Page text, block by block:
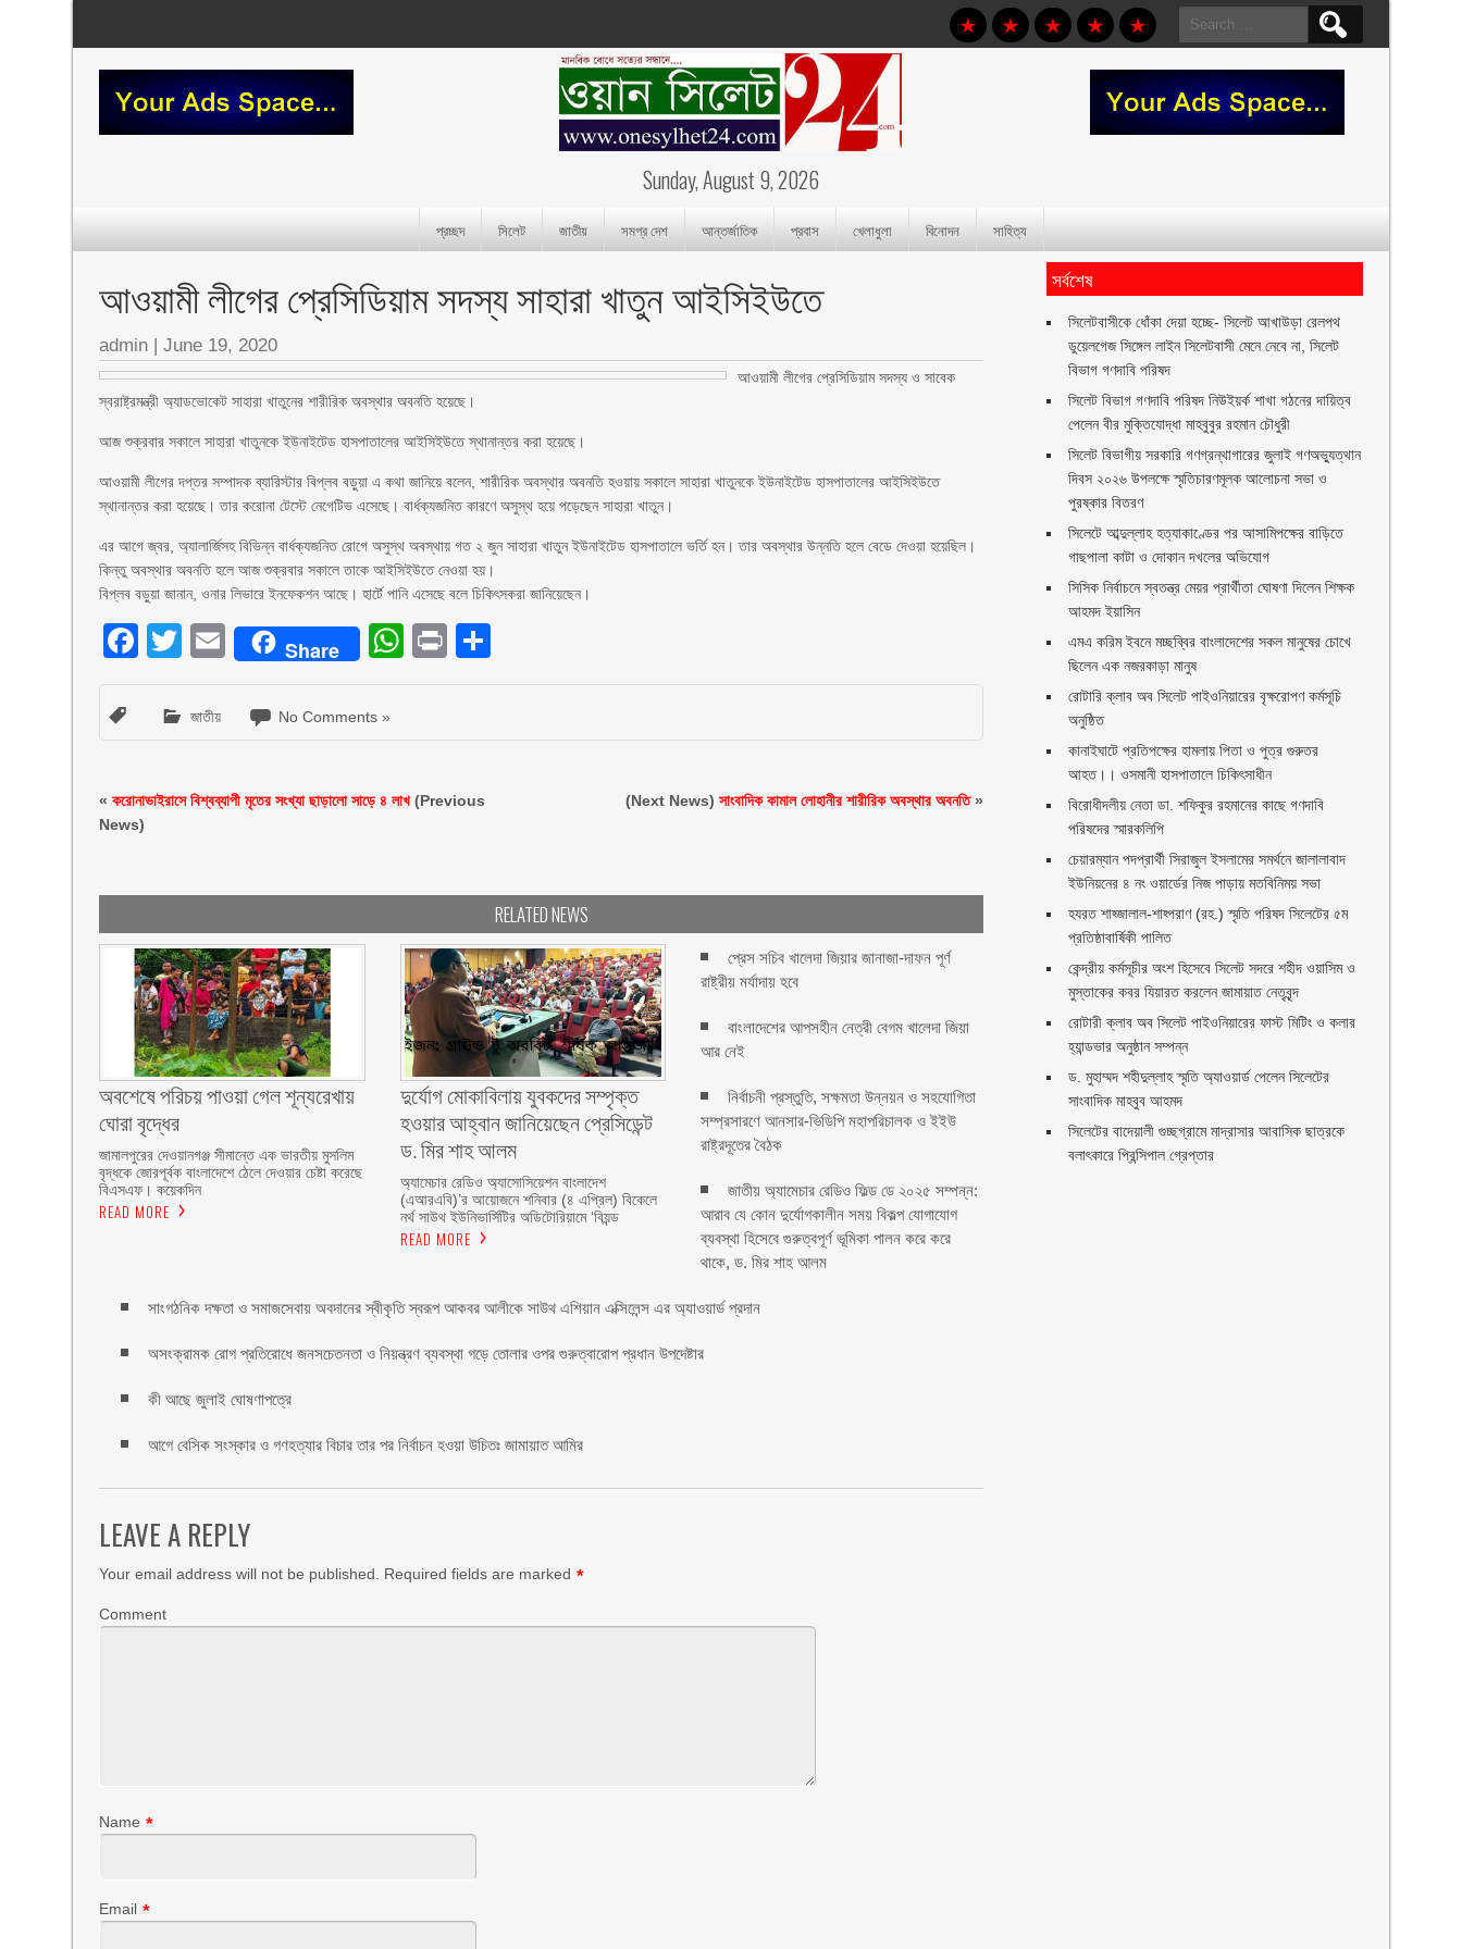
Search
for:
Sunday, August 9, 2026
প্রচ্ছদ সিলেট জাতীয় সমগ্র দেশ আন্তর্জাতিক প্রবাস খেলাধুলা বিনোদন সাহিত্য
আওয়ামী লীগের প্রেসিডিয়াম সদস্য সাহারা খাতুন আইসিইউতে
admin |June 19, 2020
আওয়ামী লীগের প্রেসিডিয়াম সদস্য ও সাবেক
স্বরাষ্ট্রমন্ত্রী অ্যাডভোকেট সাহারা খাতুনের শারীরিক অবস্থার অবনতি হয়েছে।
আজ শুক্রবার সকালে সাহারা খাতুনকে ইউনাইটেড হাসপাতালের আইসিইউতে স্থানান্তর করা হয়েছে।
আওয়ামী লীগের দপ্তর সম্পাদক ব্যারিস্টার বিপ্লব বড়ুয়া এ কথা জানিয়ে বলেন, শারীরিক অবস্থার অবনতি হওয়ায় সকালে সাহারা খাতুনকে ইউনাইটেড হাসপাতালের আইসিইউতে
স্থানান্তর করা হয়েছে। তার করোনা টেস্টে নেগেটিভ এসেছে। বার্ধক্যজনিত কারণে অসুস্থ হয়ে পড়েছেন সাহারা খাতুন।
এর আগে জ্বর, অ্যালার্জিসহ বিভিন্ন বার্ধক্যজনিত রোগে অসুস্থ অবস্থায় গত ২ জুন সাহারা খাতুন ইউনাইটেড হাসপাতালে ভর্তি হন। তার অবস্থার উন্নতি হলে বেডে দেওয়া হয়েছিল।
কিন্তু অবস্থার অবনতি হলে আজ শুক্রবার সকালে তাকে আইসিইউতে নেওয়া হয়।
বিপ্লব বড়ুয়া জানান, ওনার লিভারে ইনফেকশন আছে। হার্টে পানি এসেছে বলে চিকিৎসকরা জানিয়েছেন।
Facebook
Twitter
EmailShare WhatsApp
Print
জাতীয় No Comments »
«করোনাভাইরাসে বিশ্বব্যাপী মৃতের সংখ্যা ছাড়ালো সাড়ে ৪ লাখ (Previous
News)
(Next News)সাংবাদিক কামাল লোহানীর শারীরিক অবস্থার অবনতি»
RELATED NEWS
অবশেষে পরিচয় পাওয়া গেল শূন্যরেখায়
ঘোরা বৃদ্ধের
জামালপুরের দেওয়ানগঞ্জ সীমান্তে এক ভারতীয় মুসলিম
বৃদ্ধকে জোরপূর্বক বাংলাদেশে ঠেলে দেওয়ার চেষ্টা করেছে
বিএসএফ। কয়েকদিন
READ MORE
দুর্যোগ মোকাবিলায় যুবকদের সম্পৃক্ত
হওয়ার আহ্বান জানিয়েছেন প্রেসিডেন্ট
ড. মির শাহ আলম ‎ ‎
অ্যামেচার রেডিও অ্যাসোসিয়েশন বাংলাদেশ
(এআরএবি)’র আয়োজনে শনিবার (৪ এপ্রিল) বিকেলে
নর্থ সাউথ ইউনিভার্সিটির অডিটোরিয়ামে ‘বিয়ন্ড
READ MORE
প্রেস সচিব খালেদা জিয়ার জানাজা-দাফন পূর্ণ
রাষ্ট্রীয় মর্যাদায় হবে
বাংলাদেশের আপসহীন নেত্রী বেগম খালেদা জিয়া
আর নেই
নির্বাচনী প্রস্তুতি, সক্ষমতা উন্নয়ন ও সহযোগিতা
সম্প্রসারণে আনসার-ভিডিপি মহাপরিচালক ও ইইউ
রাষ্ট্রদূতের বৈঠক
জাতীয় অ্যামেচার রেডিও ফিল্ড ডে ২০২৫ সম্পন্ন:
আরাব যে কোন দুর্যোগকালীন সময় বিকল্প যোগাযোগ
ব্যবস্থা হিসেবে গুরুত্বপূর্ণ ভূমিকা পালন করে করে
থাকে, ড. মির শাহ আলম
সাংগঠনিক দক্ষতা ও সমাজসেবায় অবদানের স্বীকৃতি স্বরূপ আকবর আলীকে সাউথ এশিয়ান এক্সিলেন্স এর অ্যাওয়ার্ড প্রদান
অসংক্রামক রোগ প্রতিরোধে জনসচেতনতা ও নিয়ন্ত্রণ ব্যবস্থা গড়ে তোলার ওপর গুরুত্বারোপ প্রধান উপদেষ্টার
কী আছে জুলাই ঘোষণাপত্রে
আগে বেসিক সংস্কার ও গণহত্যার বিচার তার পর নির্বাচন হওয়া উচিতঃ জামায়াত আমির
LEAVE A REPLY
Your email address will not be published. Required fields are marked *
Comment
Name *
Email *
সর্বশেষ
‎সিলেটবাসীকে ধোঁকা দেয়া হচ্ছে- সিলেট আখাউড়া রেলপথ
ডুয়েলগেজ সিঙ্গেল লাইন সিলেটবাসী মেনে নেবে না, সিলেট
বিভাগ গণদাবি পরিষদ
সিলেট বিভাগ গণদাবি পরিষদ নিউইয়র্ক শাখা গঠনের দায়িত্ব
পেলেন বীর মুক্তিযোদ্ধা মাহবুবুর রহমান চৌধুরী ‎ ‎
সিলেট বিভাগীয় সরকারি গণগ্রন্থাগারের জুলাই গণঅভ্যুত্থান
দিবস ২০২৬ উপলক্ষে স্মৃতিচারণমূলক আলোচনা সভা ও
পুরষ্কার বিতরণ ‎ ‎
সিলেটে আব্দুল্লাহ হত্যাকাণ্ডের পর আসামিপক্ষের বাড়িতে
গাছপালা কাটা ও দোকান দখলের অভিযোগ
সিসিক নির্বাচনে স্বতন্ত্র মেয়র প্রার্থীতা ঘোষণা দিলেন শিক্ষক
আহমদ ইয়াসিন
এমএ করিম ইবনে মচ্ছব্বির বাংলাদেশের সকল মানুষের চোখে
ছিলেন এক নজরকাড়া মানুষ ‎
রোটারি ক্লাব অব সিলেট পাইওনিয়ারের বৃক্ষরোপণ কর্মসূচি
অনুষ্ঠিত
কানাইঘাটে প্রতিপক্ষের হামলায় পিতা ও পুত্র গুরুতর
আহত।। ওসমানী হাসপাতালে চিকিৎসাধীন
বিরোধীদলীয় নেতা ডা. শফিকুর রহমানের কাছে গণদাবি
পরিষদের স্মারকলিপি ‎
চেয়ারম্যান পদপ্রার্থী সিরাজুল ইসলামের সমর্থনে জালালাবাদ
ইউনিয়নের ৪ নং ওয়ার্ডের নিজ পাড়ায় মতবিনিময় সভা
হযরত শাহ্জালাল-শাহ্পরাণ (রহ.) স্মৃতি পরিষদ সিলেটের ৫ম
প্রতিষ্ঠাবার্ষিকী পালিত ‎​
কেন্দ্রীয় কর্মসূচীর অংশ হিসেবে সিলেট সদরে শহীদ ওয়াসিম ও
মুস্তাকের কবর যিয়ারত করলেন জামায়াত নেতৃবৃন্দ ‎
রোটারী ক্লাব অব সিলেট পাইওনিয়ারের ফাস্ট মিটিং ও কলার
হ্যান্ডভার অনুষ্ঠান সম্পন্ন
ড. মুহাম্মদ শহীদুল্লাহ স্মৃতি অ্যাওয়ার্ড পেলেন সিলেটের
সাংবাদিক মাহবুব আহমদ
সিলেটের বাদেয়ালী গুচ্ছগ্রামে মাদ্রাসার আবাসিক ছাত্রকে
বলাৎকারে প্রিন্সিপাল গ্রেপ্তার ‎